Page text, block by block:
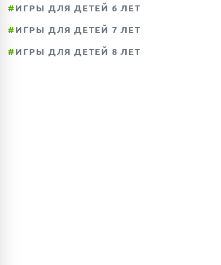
#ИГРЫ ДЛЯ ДЕТЕЙ 6 ЛЕТ
#ИГРЫ ДЛЯ ДЕТЕЙ 7 ЛЕТ
#ИГРЫ ДЛЯ ДЕТЕЙ 8 ЛЕТ